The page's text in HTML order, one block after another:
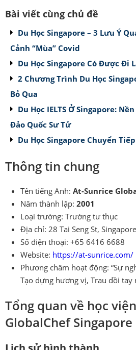
Bài viết cùng chủ đề
Du Học Singapore – 3 Lưu Ý
Cảnh “Mùa” Covid
Du Học Singapore Có Được Đi
2 Chương Trình Du Học
Bỏ Qua
Du Học IELTS Ở Singapore:
Đảo Quốc Sư Tử
Du Học Singapore Chuyển
Thông tin chung
Tên tiếng Anh: At-Sunrice
Năm thành lập: 2001
Loại trường: Trường tư thục
Địa chỉ: 28 Tai Seng St, Singapore
Số điện thoại: +65 6416 6688
Website: https://at-sunrice.com/
Phương châm hoạt động: “Sự
Tạo dựng hương vị, Trau dồi tay
Tổng quan về học
GlobalChef Singapore